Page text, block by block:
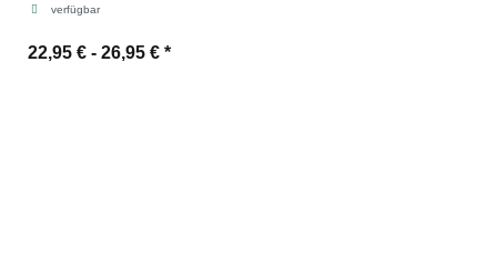
verfügbar
22,95 € - 26,95 € *